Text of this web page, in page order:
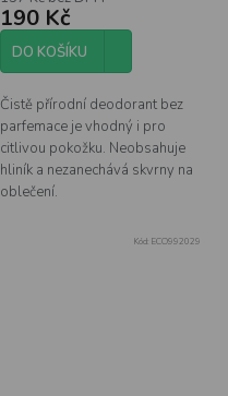
190 Kč
DO KOŠÍKU
Čistě přírodní deodorant bez
parfemace je vhodný i pro
citlivou pokožku. Neobsahuje
hliník a nezanechává skvrny na
oblečení.
Kód: ECO992029